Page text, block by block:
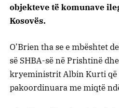
objekteve të komunave
Kosovës.
O’Brien tha se e mbështet
së SHBA-së në Prishtinë
kryeministrit Albin Kurti që
pakoordinuara me miqtë